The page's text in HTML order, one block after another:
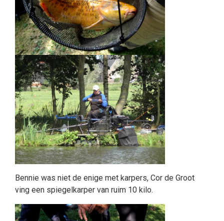
Bennie was niet de enige met karpers, Cor de Groot
ving een spiegelkarper van ruim 10 kilo.